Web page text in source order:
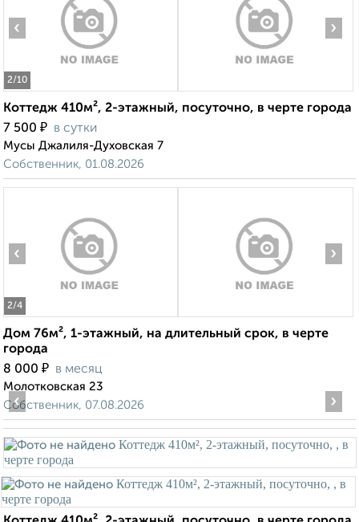
2/10
‹ ›
Коттедж 410м², 2-этажный, посуточно, в черте города
7 500 ₽ в сутки
Мусы Джалиля-Духовская 7
Собственник, 01.08.2026
2/4
‹ ›
Дом 76м², 1-этажный, на длительный срок, в черте
города
8 000 ₽ в месяц
Молотковская 23
Собственник, 07.08.2026
‹ ›